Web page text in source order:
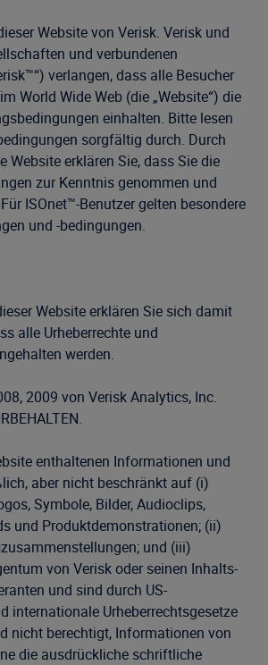
Website von Verisk. Verisk und
und verbundenen
verlangen, dass alle Besucher
World Wide Web (die „Website“) die
einhalten. Bitte lesen
sorgfältig durch. Durch
Website erklären Sie, dass Sie die
zur Kenntnis genommen und
ISOnet™-Benutzer gelten besondere
und -bedingungen.
Website erklären Sie sich damit
alle Urheberrechte und
werden.
2009 von Verisk Analytics, Inc.
enthaltenen Informationen und
aber nicht beschränkt auf (i)
Symbole, Bilder, Audioclips,
und Produktdemonstrationen; (ii)
und (iii)
von Verisk oder seinen Inhalts-
und sind durch US-
internationale Urheberrechtsgesetze
nicht berechtigt, Informationen von
die ausdrückliche schriftliche